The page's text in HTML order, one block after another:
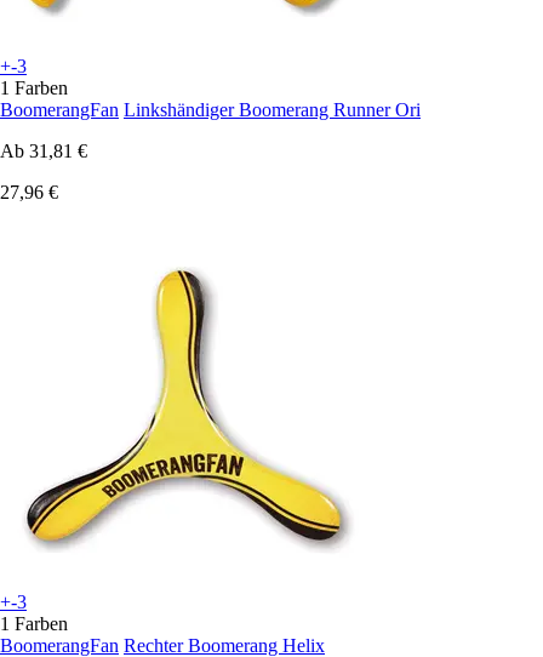
+-3
1 Farben
BoomerangFan Linkshändiger Boomerang Runner Ori
Ab 31,81 €
27,96 €
+-3
1 Farben
BoomerangFan Rechter Boomerang Helix